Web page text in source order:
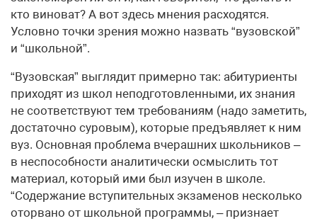
кто виноват? А вот здесь мнения расходятся.
Условно точки зрения можно назвать “вузовской”
и “школьной”.
“Вузовская” выглядит примерно так: абитуриенты
приходят из школ неподготовленными, их знания
не соответствуют тем требованиям (надо заметить,
достаточно суровым), которые предъявляет к ним
вуз. Основная проблема вчерашних школьников –
в неспособности аналитически осмыслить тот
материал, который ими был изучен в школе.
“Содержание вступительных экзаменов несколько
оторвано от школьной программы, – признает